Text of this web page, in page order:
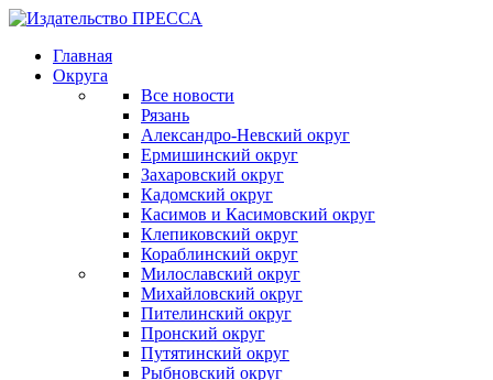
Главная
Округа
Все новости
Рязань
Александро-Невский округ
Ермишинский округ
Захаровский округ
Кадомский округ
Касимов и Касимовский округ
Клепиковский округ
Кораблинский округ
Милославский округ
Михайловский округ
Пителинский округ
Пронский округ
Путятинский округ
Рыбновский округ